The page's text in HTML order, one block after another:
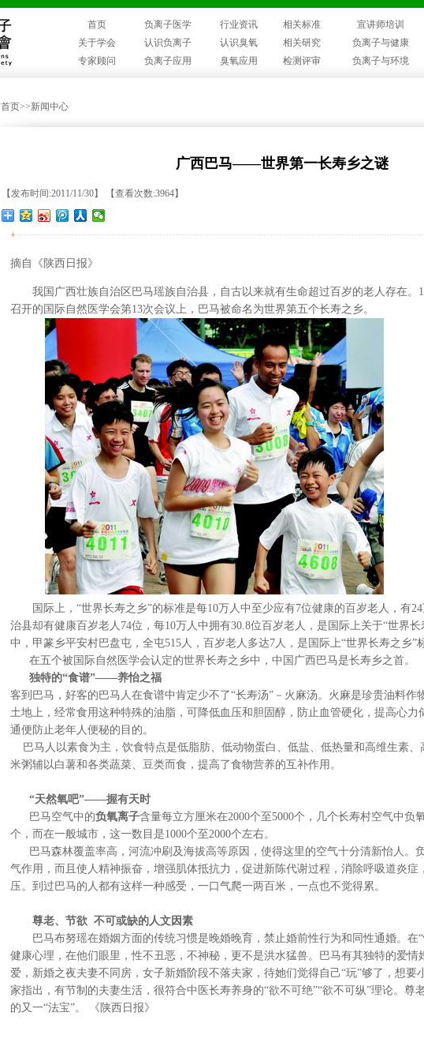
首页 负离子医学 行业资讯 相关标准 宣讲师培训
关于学会
认识负离子 认识臭氧 相关研究 负离子与健康
专家顾问
负离子应用 臭氧应用 检测评审 负离子与环境
首页>>新闻中心
广西巴马——世界第一长寿乡之谜
【发布时间:2011/11/30】 【查看次数:3964】
+
摘自《陕西日报》
我国广西壮族自治区巴马瑶族自治县，自古以来就有生命超过百岁的老人存在。
召开的国际自然医学会第13次会议上，巴马被命名为世界第五个长寿之乡。
国际上，“世界长寿之乡”的标准是每10万人中至少应有7位健康的百岁老人，有24
治县却有健康百岁老人74位，每10万人中拥有30.8位百岁老人，是国际上关于“世界
中，甲篆乡平安村巴盘屯，全屯515人，百岁老人多达7人，是国际上“世界长寿之乡”
在五个被国际自然医学会认定的世界长寿之乡中，中国广西巴马是长寿乡之首。
独特的“食谱”——养怡之福
客到巴马，好客的巴马人在食谱中肯定少不了“长寿汤”－火麻汤。火麻是珍贵油料作
土地上，经常食用这种特殊的油脂，可降低血压和胆固醇，防止血管硬化，提高心力
通便防止老年人便秘的目的。
巴马人以素食为主，饮食特点是低脂肪、低动物蛋白、低盐、低热量和高维生素、
米粥辅以白薯和各类蔬菜、豆类而食，提高了食物营养的互补作用。
“天然氧吧”——握有天时
巴马空气中的负氧离子含量每立方厘米在2000个至5000个，几个长寿村空气中负
个，而在一般城市，这一数目是1000个至2000个左右。
巴马森林覆盖率高，河流冲刷及海拔高等原因，使得这里的空气十分清新怡人。
气作用，而且使人精神振奋，增强肌体抵抗力，促进新陈代谢过程，消除呼吸道炎症
压。到过巴马的人都有这样一种感受，一口气爬一两百米，一点也不觉得累。
尊老、节欲 不可或缺的人文因素
巴马布努瑶在婚姻方面的传统习惯是晚婚晚育，禁止婚前性行为和同性通婚。在“
健康心理，在他们眼里，性不丑恶，不神秘，更不是洪水猛兽。巴马有其独特的爱情
爱，新婚之夜夫妻不同房，女子新婚阶段不落夫家，待她们觉得自己“玩”够了，想要
家指出，有节制的夫妻生活，很符合中医长寿养身的“欲不可绝”“欲不可纵”理论。尊
的又一“法宝”。 《陕西日报》